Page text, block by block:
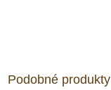
Podobné produkty